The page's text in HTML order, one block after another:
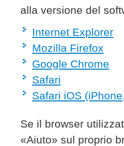
alla versione del
Internet Explorer
Mozilla Firefox
Google Chrome
Safari
Safari iOS
Se il browser
«Aiuto» sul proprio